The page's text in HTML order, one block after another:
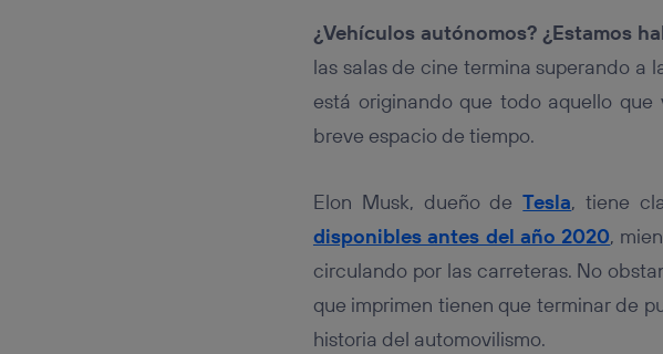
¿Vehículos autónomos? ¿Estamos
las salas de cine termina superando a
está originando que todo aquello
breve espacio de tiempo.
Elon Musk, dueño deTesla, tiene
disponibles antes del año 2020,
circulando por las carreteras. No
que imprimen tienen que terminar de
historia del automovilismo.
Puedes gestionar los
inferior de esta página web o
Para más información, consulta